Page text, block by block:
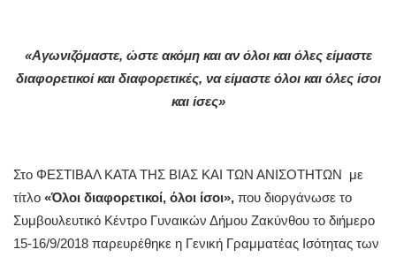
«Αγωνιζόμαστε, ώστε ακόμη και αν όλοι και όλες είμαστε
διαφορετικοί και διαφορετικές, να είμαστε όλοι και όλες ίσοι
και ίσες»
Στο ΦΕΣΤΙΒΑΛ ΚΑΤΑ ΤΗΣ ΒΙΑΣ ΚΑΙ ΤΩΝ ΑΝΙΣΟΤΗΤΩΝ με
τίτλο «Όλοι διαφορετικοί, όλοι ίσοι», που διοργάνωσε το
Συμβουλευτικό Κέντρο Γυναικών Δήμου Ζακύνθου το διήμερο
15-16/9/2018 παρευρέθηκε η Γενική Γραμματέας Ισότητας των